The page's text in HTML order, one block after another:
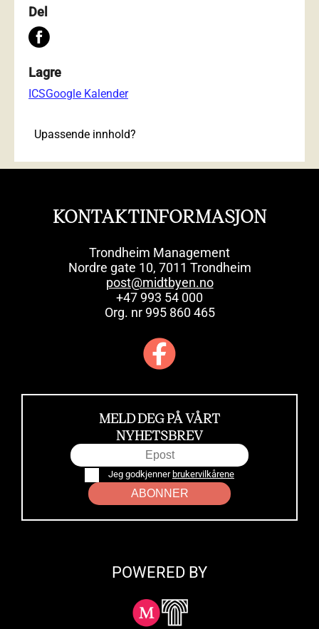
Del
Lagre
ICSGoogle Kalender
Upassende innhold?
KONTAKTINFORMASJON
Trondheim Management
Nordre gate 10, 7011 Trondheim
post@midtbyen.no
+47 993 54 000
Org. nr 995 860 465
MELD DEG PÅ VÅRT
NYHETSBREV
Jeg godkjenner brukervilkårene
ABONNER
POWERED BY